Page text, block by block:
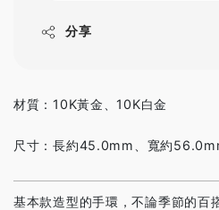
分享
材質：10K黃金、10K白金
尺寸：長約45.0mm、寬約
基本款造型的手環，不論季節的百